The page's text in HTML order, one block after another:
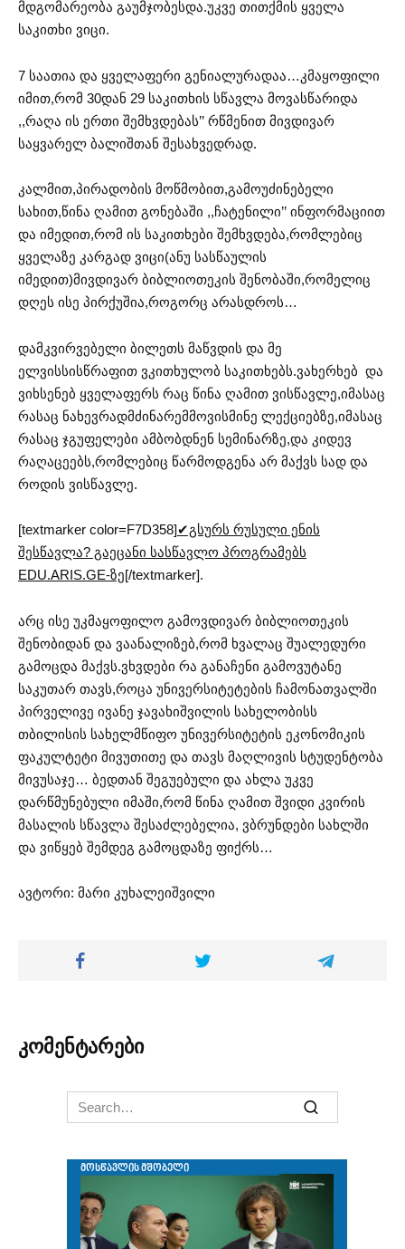
მდგომარეობა გაუმჯობესდა.უკვე თითქმის ყველა
საკითხი ვიცი.
7 საათია და ყველაფერი გენიალურადაა…კმაყოფილი
იმით,რომ 30დან 29 საკითხის სწავლა მოვასწარიდა
,,რაღა ის ერთი შემხვდებას’’ რწმენით მივდივარ
საყვარელ ბალიშთან შესახვედრად.
კალმით,პირადობის მოწმობით,გამოუძინებელი
სახით,წინა ღამით გონებაში ,,ჩატენილი’’ ინფორმაციით
და იმედით,რომ ის საკითხები შემხვდება,რომლებიც
ყველაზე კარგად ვიცი(ანუ სასწაულის
იმედით)მივდივარ ბიბლიოთეკის შენობაში,რომელიც
დღეს ისე პირქუშია,როგორც არასდროს…
დამკვირვებელი ბილეთს მაწვდის და მე
ელვისსისწრაფით ვკითხულობ საკითხებს.ვახერხებ და
ვიხსენებ ყველაფერს რაც წინა ღამით ვისწავლე,იმასაც
რასაც ნახევრადმძინარემმოვისმინე ლექციებზე,იმასაც
რასაც ჯგუფელები ამბობდნენ სემინარზე,და კიდევ
რაღაცეებს,რომლებიც წარმოდგენა არ მაქვს სად და
როდის ვისწავლე.
[textmarker color=F7D358]✔გსურს რუსული ენის
შესწავლა? გაეცანი სასწავლო პროგრამებს
EDU.ARIS.GE-ზე[/textmarker].
არც ისე უკმაყოფილო გამოვდივარ ბიბლიოთეკის
შენობიდან და ვაანალიზებ,რომ ხვალაც შუალედური
გამოცდა მაქვს.ვხვდები რა განაჩენი გამოვუტანე
საკუთარ თავს,როცა უნივერსიტეტების ჩამონათვალში
პირველივე ივანე ჯავახიშვილის სახელობისს
თბილისის სახელმწიფო უნივერსიტეტის ეკონომიკის
ფაკულტეტი მივუთითე და თავს მაღლივის სტუდენტობა
მივუსაჯე… ბედთან შეგუებული და ახლა უკვე
დარწმუნებული იმაში,რომ წინა ღამით შვიდი კვირის
მასალის სწავლა შესაძლებელია, ვბრუნდები სახლში
და ვიწყებ შემდეგ გამოცდაზე ფიქრს…
ავტორი: მარი კუხალეიშვილი
კომენტარები
Search
for: